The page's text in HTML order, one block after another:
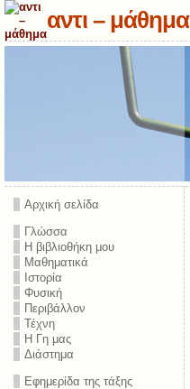
αντι – μάθημα
Αρχική σελίδα
Γλώσσα
Η βιβλιοθήκη μου
Μαθηματικά
Ιστορία
Φυσική
Περιβάλλον
Τέχνη
Η Γη μας
Διάστημα
Εφημερίδα της τάξης